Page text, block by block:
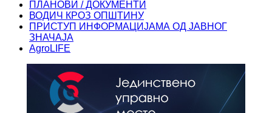
ПЛАНОВИ / ДОКУМЕНТИ
ВОДИЧ КРОЗ ОПШТИНУ
ПРИСТУП ИНФОРМАЦИЈАМА ОД ЈАВНОГ
ЗНАЧАЈА
AgroLIFE